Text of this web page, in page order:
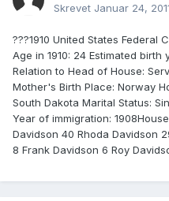
Skrevet Januar 24,
???1910 United States Federal
Age in 1910: 24 Estimated
Relation to Head of House:
Mother's Birth Place: Norway
South Dakota Marital Status:
Year of immigration:
Davidson 40 Rhoda Davidson
8 Frank Davidson 6 Roy